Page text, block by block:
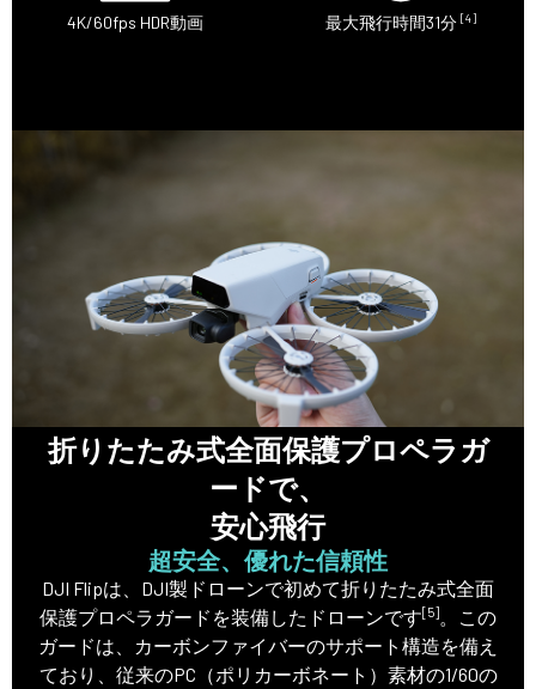
4K/60fps HDR動画 最大飛行時間31分[4]
折りたたみ式全面保護プロペラガ
ードで、
安心飛行
超安全、優れた信頼性
DJI Flipは、DJI製ドローンで初めて折りたたみ式全面
保護プロペラガードを装備したドローンです[5]
。この
ガードは、カーボンファイバーのサポート構造を備え
ており、従来のPC（ポリカーボネート）素材の1/60の